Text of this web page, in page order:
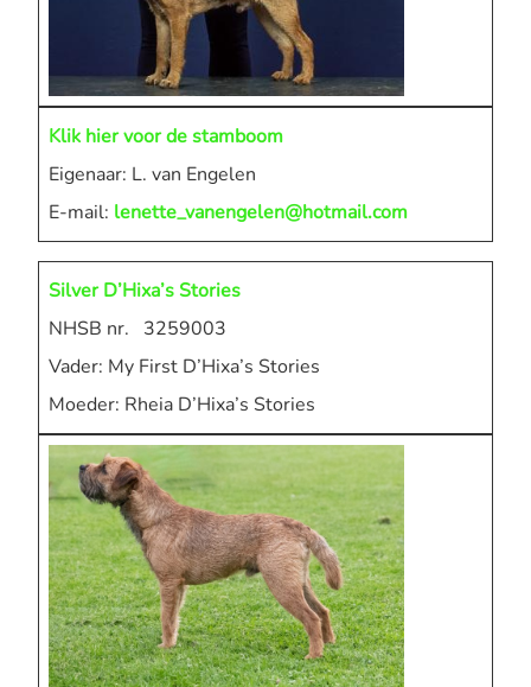
Klik hier voor de stamboom
Eigenaar: L. van Engelen
E-mail: lenette_vanengelen@hotmail.com
Silver D’Hixa’s Stories
NHSB nr. 3259003
Vader: My First D’Hixa’s Stories
Moeder: Rheia D’Hixa’s Stories